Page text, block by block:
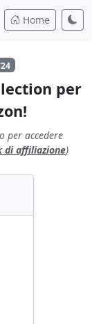
Home
per
per accedere
di affiliazione)